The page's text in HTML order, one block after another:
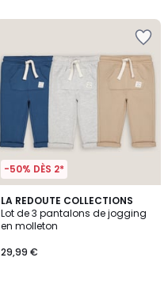
-50% DÈS 2*
LA REDOUTE COLLECTIONS
Lot de 3 pantalons de jogging
en molleton
29,99 €
5
/
5
3
Couleurs